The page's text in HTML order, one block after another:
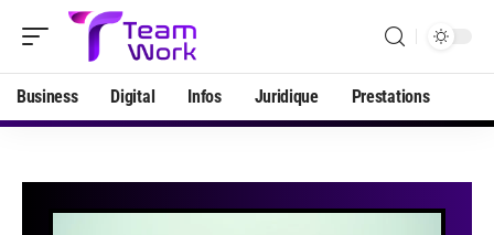
Business Digital Infos Juridique Prestations